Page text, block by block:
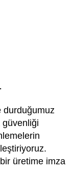
durduğumuz
güvenliği
üretime imza